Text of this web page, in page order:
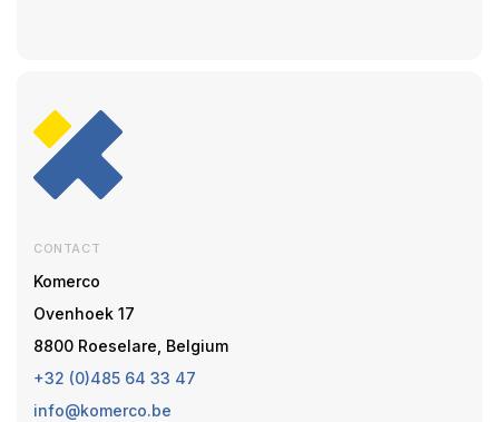
CONTACT
Komerco
Ovenhoek 17
8800 Roeselare, Belgium
+32 (0)485 64 33 47
info@komerco.be